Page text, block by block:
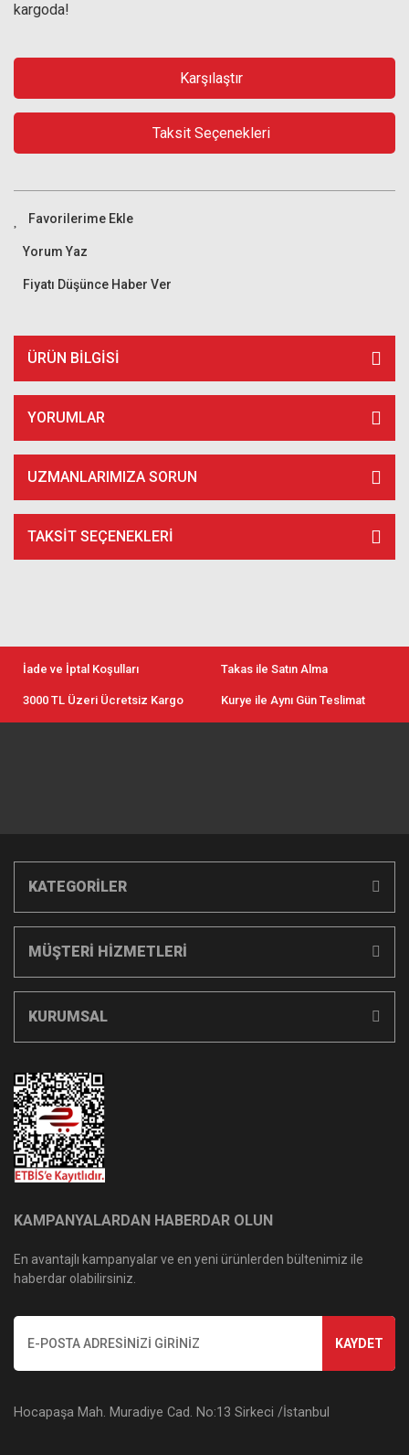
kargoda!
Karşılaştır
Taksit Seçenekleri
Yorum Yaz
Fiyatı Düşünce Haber Ver
ÜRÜN BILGISI
YORUMLAR
UZMANLARIMIZA SORUN
TAKSIT SEÇENEKLERI
İade ve İptal Koşulları Takas ile Satın Alma
3000 TL Üzeri Ücretsiz Kargo Kurye ile Aynı Gün Teslimat
KATEGORİLER
MÜŞTERİ HİZMETLERİ
KURUMSAL
KAMPANYALARDAN HABERDAR OLUN
En avantajlı kampanyalar ve en yeni ürünlerden bültenimiz ile
haberdar olabilirsiniz.
KAYDET
Hocapaşa Mah. Muradiye Cad. No:13 Sirkeci /İstanbul